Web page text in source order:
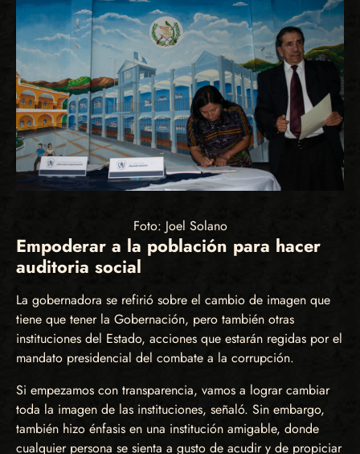
Foto: Joel Solano
Empoderar a la población para hacer
auditoria social
La gobernadora se refirió sobre el cambio de imagen que
tiene que tener la Gobernación, pero también otras
instituciones del Estado, acciones que estarán regidas por el
mandato presidencial del combate a la corrupción.
Si empezamos con transparencia, vamos a lograr cambiar
toda la imagen de las instituciones, señaló. Sin embargo,
también hizo énfasis en una institución amigable, donde
cualquier persona se sienta a gusto de acudir y de propiciar